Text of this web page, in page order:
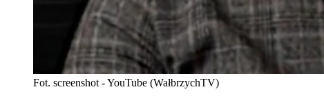
Fot. screenshot - YouTube (WałbrzychTV)